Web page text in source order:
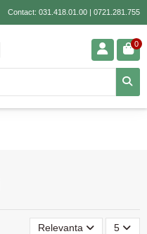
Contact: 031.418.01.00| 0721.281.755
0
Relevanta 5